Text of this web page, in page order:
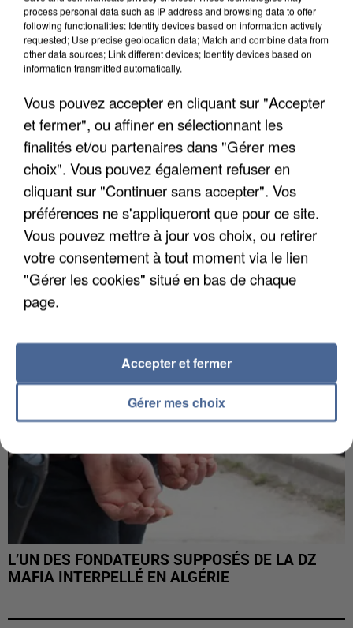
APRÈS TOUTES CES CANICULES, LES REFUGES
DE FAUNE SAUVAGE SONT...
L’UN DES FONDATEURS SUPPOSÉS DE LA DZ
MAFIA INTERPELLÉ EN ALGÉRIE
process personal data such as IP address and browsing data to offer
following functionalities: Identify devices based on information actively
requested; Use precise geolocation data; Match and combine data from
other data sources; Link different devices; Identify devices based on
information transmitted automatically.
Vous pouvez accepter en cliquant sur "Accepter
et fermer", ou affiner en sélectionnant les
finalités et/ou partenaires dans "Gérer mes
choix". Vous pouvez également refuser en
cliquant sur "Continuer sans accepter". Vos
préférences ne s'appliqueront que pour ce site.
Vous pouvez mettre à jour vos choix, ou retirer
votre consentement à tout moment via le lien
"Gérer les cookies" situé en bas de chaque
page.
Gérer mes choix
Accepter et fermer